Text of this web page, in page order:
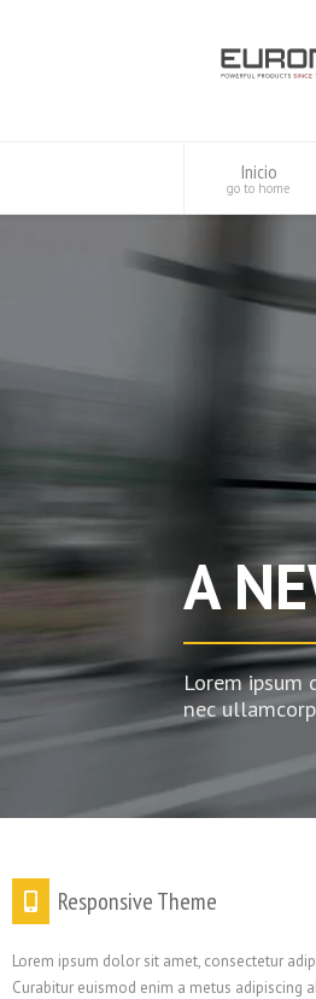
Inicio
go to home
A
Lorem
nec
Responsive Theme
Lorem ipsum dolor sit amet, consectetur
Curabitur euismod enim a metus adipiscing